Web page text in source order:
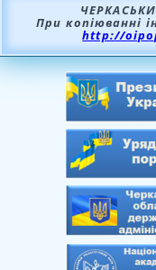
При копіюванні
http://